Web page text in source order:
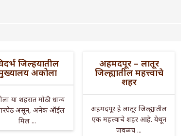
जिल्हयातील
अकोला
या शहरात मोठी धान्य
असून, अनेक ऑईल
मिल ...
अहमदपूर – लातूर
जिल्ह्यातील महत्त्वाचे
शहर
अहमदपूर हे लातूर जिल्ह्यातील
एक महत्त्वाचे शहर आहे. येथून
जवळच ...